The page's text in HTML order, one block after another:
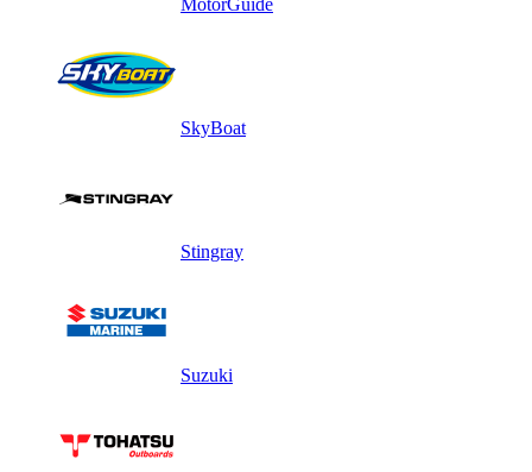
MotorGuide
SkyBoat
Stingray
Suzuki